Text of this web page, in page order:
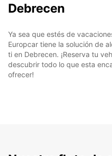
Debrecen
Ya sea que estés de
Europcar tiene la solución de
ti en Debrecen. ¡Reserva tu
descubrir todo lo que esta
ofrecer!